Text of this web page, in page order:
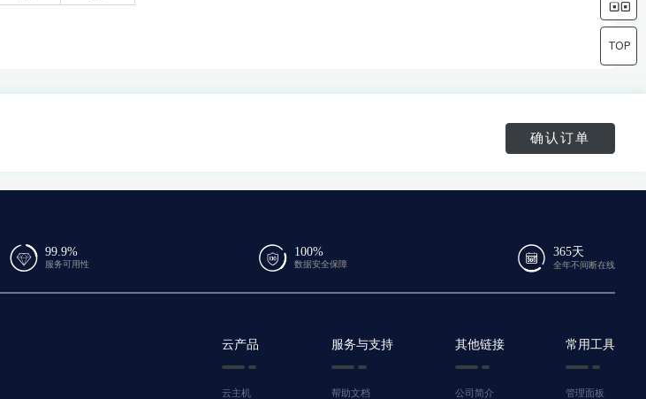
确认订单
99.9%
服务可用性
100%
数据安全保障
365天
全年不间断在线
云产品
云主机
服务与支持
帮助文档
其他链接
公司简介
常用工具
管理面板